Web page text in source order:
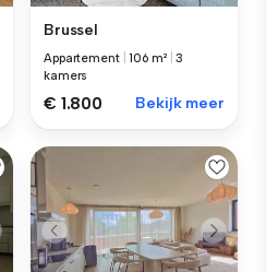
Brussel
Appartement |106 m² |3
kamers
€ 1.800 Bekijk meer